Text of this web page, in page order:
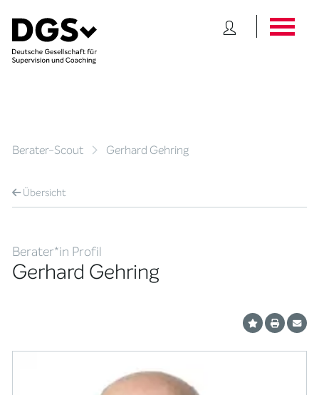
Berater-Scout Gerhard Gehring
Übersicht
Berater*in Profil
Gerhard Gehring